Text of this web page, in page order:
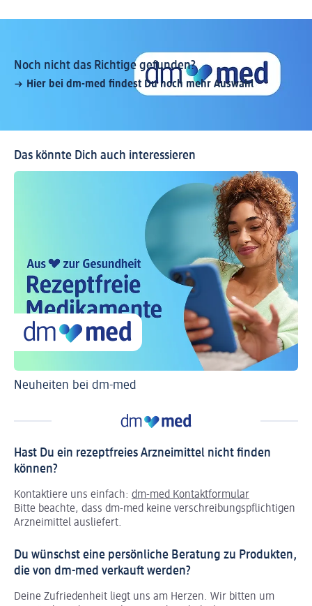
Noch nicht das Richtige gefunden?
Hier bei dm-med findest Du noch mehr Auswahl
Das könnte Dich auch interessieren
Neuheiten bei dm-med
Hast Du ein rezeptfreies Arzneimittel nicht finden
können?
Kontaktiere uns einfach: dm-med Kontaktformular
Bitte beachte, dass dm-med keine verschreibungspflichtigen
Arzneimittel ausliefert.
Du wünschst eine persönliche Beratung zu Produkten,
die von dm-med verkauft werden?
Deine Zufriedenheit liegt uns am Herzen. Wir bitten um